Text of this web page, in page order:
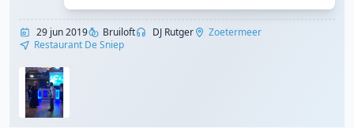
29 jun 2019 Bruiloft DJ Rutger
Zoetermeer
Restaurant De Sniep